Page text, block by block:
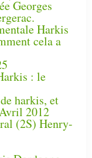
Georges
Harkis
cela a
: le
harkis, et
2012
(2S) Henry-